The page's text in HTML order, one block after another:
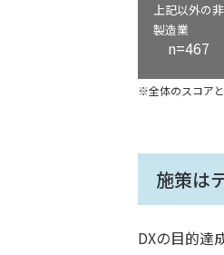
上記以外の非
製造業
n=467
※全体のスコア
施策は
DXの目的達